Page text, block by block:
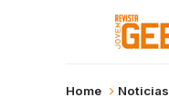
Home Noticias